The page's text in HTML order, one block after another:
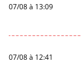
07/08 à 13:09
07/08 à 12:41